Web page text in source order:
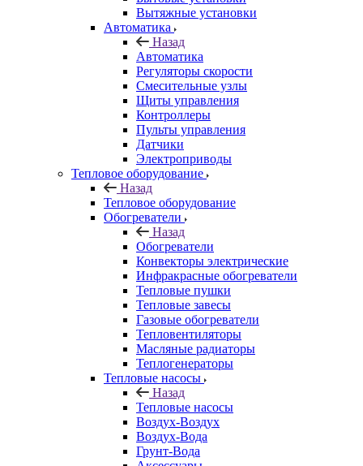
Вытяжные установки
Автоматика
Назад
Автоматика
Регуляторы скорости
Смесительные узлы
Щиты управления
Контроллеры
Пульты управления
Датчики
Электроприводы
Тепловое оборудование
Назад
Тепловое оборудование
Обогреватели
Назад
Обогреватели
Конвекторы электрические
Инфракрасные обогреватели
Тепловые пушки
Тепловые завесы
Газовые обогреватели
Тепловентиляторы
Масляные радиаторы
Теплогенераторы
Тепловые насосы
Назад
Тепловые насосы
Воздух-Воздух
Воздух-Вода
Грунт-Вода